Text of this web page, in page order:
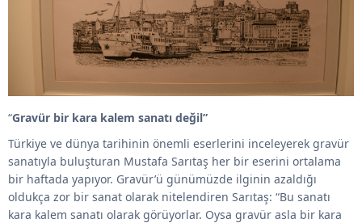
“Gravür bir kara kalem sanatı değil”
Türkiye ve dünya tarihinin önemli eserlerini inceleyerek gravür
sanatıyla buluşturan Mustafa Sarıtaş her bir eserini ortalama
bir haftada yapıyor. Gravür’ü günümüzde ilginin azaldığı
oldukça zor bir sanat olarak nitelendiren Sarıtaş: “Bu sanatı
kara kalem sanatı olarak görüyorlar. Oysa gravür asla bir kara